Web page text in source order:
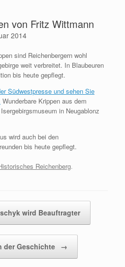
von Fritz Wittmann
2014
sind Reichenbergern wohl
weit verbreitet. In Blaubeuren
bis heute gepflegt.
Südwestpresse und sehen Sie
Wunderbare Krippen aus dem
in Neugablonz
wird auch bei den
bis heute gepflegt.
Reichenberg.
wird Beauftragter
der Geschichte →